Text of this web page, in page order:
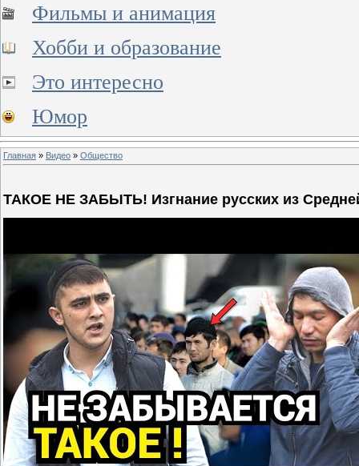
Фильмы и анимация
Хобби и образование
Это интересно
Юмор
Главная » Видео » Общество
ТАКОЕ НЕ ЗАБЫТЬ! Изгнание русских из